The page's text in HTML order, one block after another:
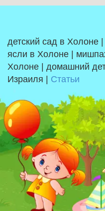
детский сад в Холоне |
ясли в Холоне |
Холоне | домашний
Израиля | Статьи